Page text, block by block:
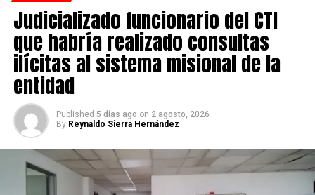
Por estos hechos, un fiscal de la Seccional Bogotá le
imputó los delitos de feminicidio en grado de tentativa y
violencia intrafamiliar, ambas conductas agravadas.
Judicializado funcionario del CTI
que habría realizado consultas
ilícitas al sistema misional de la
entidad
Published 5 días ago on 2 agosto, 2026
By Reynaldo Sierra Hernández